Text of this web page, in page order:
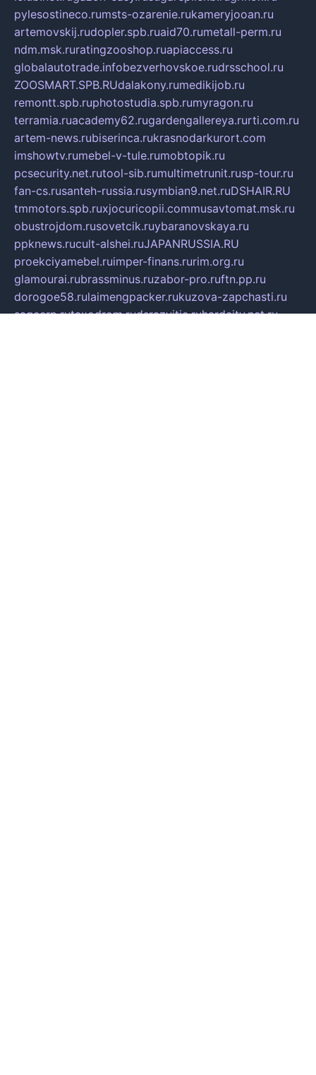
pylesostineco.rumsts-ozarenie.rukameryjooan.ru
artemovskij.rudopler.spb.ruaid70.rumetall-perm.ru
ndm.msk.ruratingzooshop.ruapiaccess.ru
globalautotrade.infobezverhovskoe.rudrsschool.ru
ZOOSMART.SPB.RUdalakony.rumedikijob.ru
remontt.spb.ruphotostudia.spb.rumyragon.ru
terramia.ruacademy62.rugardengallereya.rurti.com.ru
artem-news.rubiserinca.rukrasnodarkurort.com
imshowtv.rumebel-v-tule.rumobtopik.ru
pcsecurity.net.rutool-sib.rumultimetrunit.rusp-tour.ru
fan-cs.rusanteh-russia.rusymbian9.net.ruDSHAIR.RU
tmmotors.spb.ruxjocuricopii.commusavtomat.msk.ru
obustrojdom.rusovetcik.ruybaranovskaya.ru
ppknews.rucult-alshei.ruJAPANRUSSIA.RU
proekciyamebel.ruimper-finans.rurim.org.ru
glamourai.rubrassminus.ruzabor-pro.ruftn.pp.ru
dorogoe58.rulaimengpacker.rukuzova-zapchasti.ru
sageerp.rutaxodrom.rudsrazvitie.ruhardcity.net.ru